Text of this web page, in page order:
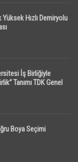
Hızlı Demiryolu
İş Birliğiyle
Tanımı TDK Genel
Boya Seçimi